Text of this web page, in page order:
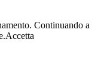
Continuando a
Accetta